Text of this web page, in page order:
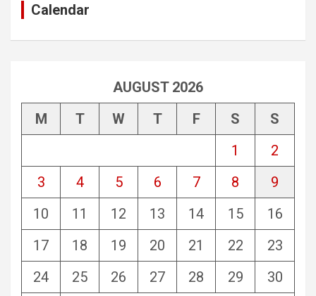
Calendar
AUGUST 2026
M
T W T F S
S
1
2
3
4 5 6 7 8
9
10
11 12 13 14 15
16
17
18 19 20 21 22
23
24
25 26 27 28 29
30